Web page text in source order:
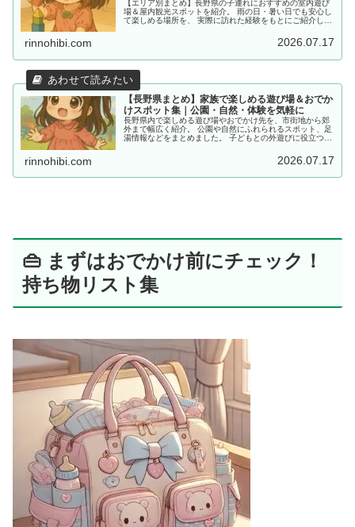
【エリア別まとめ】長野県の子連れにおすすめの室内遊び
場＆屋内観光スポットを紹介。 雨の日・暑い日でも安心し
て楽しめる場所を、 実際に訪れた経験をもとにご紹介して
rinnohibi.com 2026.07.17
【長野県まとめ】家族で楽しめる遊び場＆おでか
けスポット集｜公園・自然・体験を気軽に
長野県内で楽しめる遊び場やおでかけ先を、市街地から郊
外まで幅広く紹介。 公園や自然にふれられるスポット、足
湯情報などをまとめました。 子どもとの外遊びに役立つ情
rinnohibi.com 2026.07.17
👜 まずはおでかけ前にチェック！
持ち物リスト集